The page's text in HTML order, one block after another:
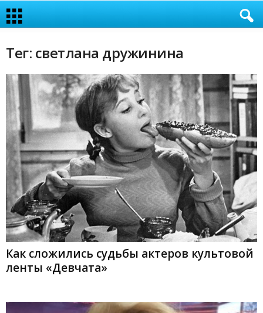
Тег: светлана дружинина
Как сложились судьбы актеров культовой
ленты «Девчата»